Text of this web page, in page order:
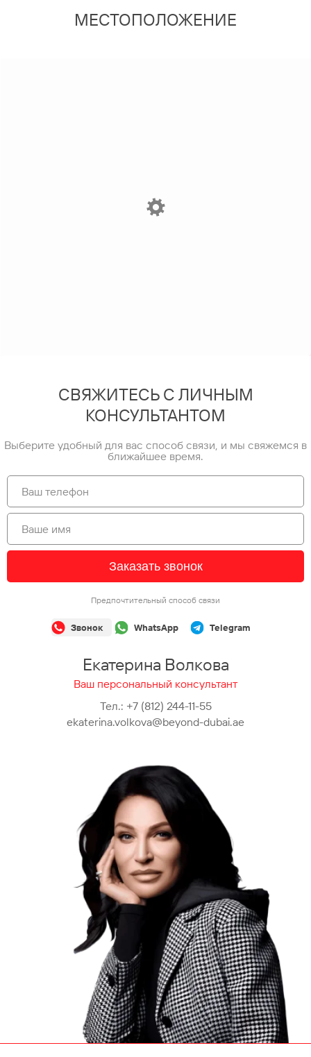
МЕСТОПОЛОЖЕНИЕ
СВЯЖИТЕСЬ С ЛИЧНЫМ
КОНСУЛЬТАНТОМ
Выберите удобный для вас способ связи, и мы свяжемся в
ближайшее время.
Заказать звонок
Предпочтительный способ связи
Звонок WhatsApp Telegram
Екатерина Волкова
Ваш персональный консультант
Тел.: +7 (812) 244-11-55
ekaterina.volkova@beyond-dubai.ae